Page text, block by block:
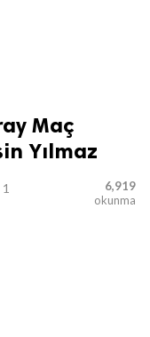
Maç
Yılmaz
1
6,919
okunma